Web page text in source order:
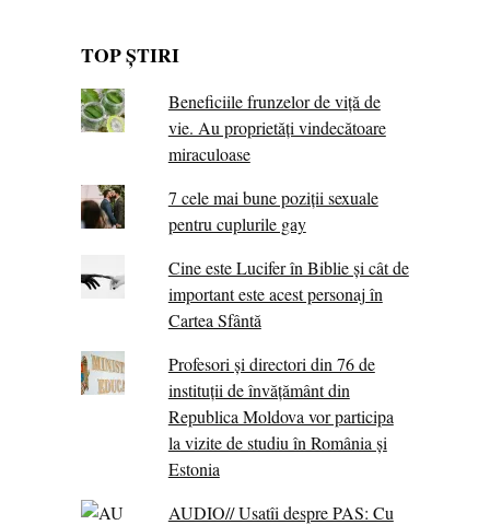
TOP ȘTIRI
Beneficiile frunzelor de viță de
vie. Au proprietăţi vindecătoare
miraculoase
7 cele mai bune poziții sexuale
pentru cuplurile gay
Cine este Lucifer în Biblie și cât de
important este acest personaj în
Cartea Sfântă
Profesori și directori din 76 de
instituții de învățământ din
Republica Moldova vor participa
la vizite de studiu în România și
Estonia
AUDIO// Usatîi despre PAS: Cu